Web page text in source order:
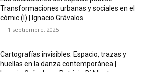
Transformaciones urbanas y sociales en el
cómic (I) | Ignacio Grávalos
1 septiembre, 2025
Cartografías invisibles. Espacio, trazas y
huellas en la danza contemporánea |